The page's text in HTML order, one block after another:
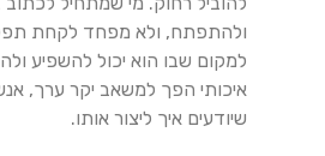
ולהתפתח, ולא מפחד לקחת
למקום שבו הוא יכול להשפיע
איכותי הפך למשאב יקר ערך,
שיודעים איך ליצור אותו.